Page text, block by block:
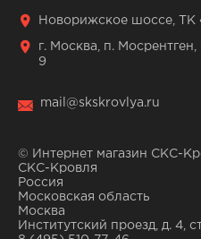
Новорижское шоссе, ТК
г. Москва, п.
9
mail@skskrovlya.ru
© Интернет магазин СКС-
СКС-Кровля
Россия
Московская область
Москва
Институтский проезд, д. 4,